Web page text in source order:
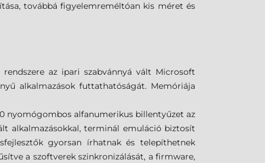
továbbá figyelemreméltóan kis méret és
az ipari szabvánnyá vált Microsoft
alkalmazások futtathatóságát. Memóriája
nyomógombos alfanumerikus billentyűzet az
alkalmazásokkal, terminál emuláció biztosít
gyorsan írhatnak és telepíthetnek
a szoftverek szinkronizálását, a firmware,